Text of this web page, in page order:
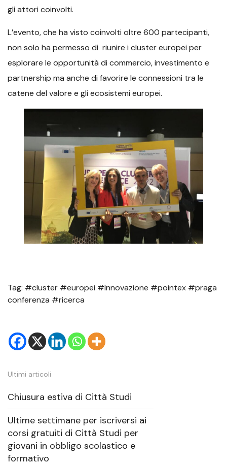
gli attori coinvolti.
L’evento, che ha visto coinvolti oltre 600 partecipanti,
non solo ha permesso di riunire i cluster europei per
esplorare le opportunità di commercio, investimento e
partnership ma anche di favorire le connessioni tra le
catene del valore e gli ecosistemi europei.
Tag: #cluster #europei #Innovazione #pointex #praga
conferenza #ricerca
Ultimi articoli
Chiusura estiva di Città Studi
Ultime settimane per iscriversi ai
corsi gratuiti di Città Studi per
giovani in obbligo scolastico e
formativo